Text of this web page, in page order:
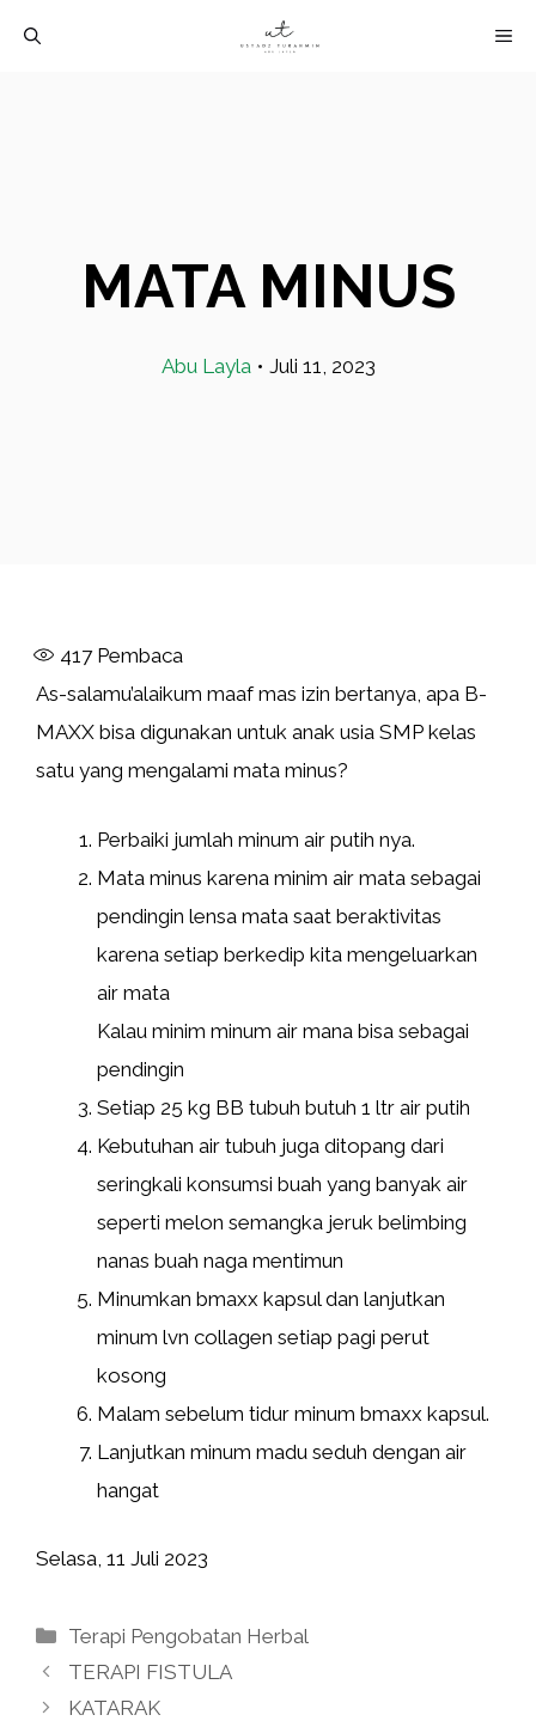
MATA MINUS
Abu Layla • Juli 11, 2023
417Pembaca
As-salamu’alaikum maaf mas izin bertanya, apa B-
MAXX bisa digunakan untuk anak usia SMP kelas
satu yang mengalami mata minus?
Perbaiki jumlah minum air putih nya.
Mata minus karena minim air mata sebagai
pendingin lensa mata saat beraktivitas
karena setiap berkedip kita mengeluarkan
air mata
Kalau minim minum air mana bisa sebagai
pendingin
Setiap 25 kg BB tubuh butuh 1 ltr air putih
Kebutuhan air tubuh juga ditopang dari
seringkali konsumsi buah yang banyak air
seperti melon semangka jeruk belimbing
nanas buah naga mentimun
Minumkan bmaxx kapsul dan lanjutkan
minum lvn collagen setiap pagi perut
kosong
Malam sebelum tidur minum bmaxx kapsul.
Lanjutkan minum madu seduh dengan air
hangat
Selasa, 11 Juli 2023
Kategori
Terapi Pengobatan Herbal
TERAPI FISTULA
KATARAK